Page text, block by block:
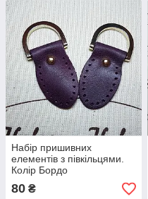
Набір пришивних
елементів з півкільцями.
Колір Бордо
80 ₴